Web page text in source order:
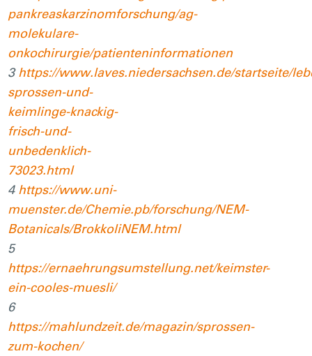
pankreaskarzinomforschung/ag-
molekulare-
onkochirurgie/patienteninformationen
3https://www.laves.niedersachsen.de/startseite/
sprossen-und-
keimlinge-knackig-
frisch-und-
unbedenklich-
73023.html
4 https://www.uni-
muenster.de/Chemie.pb/forschung/NEM-
Botanicals/BrokkoliNEM.html
5
https://ernaehrungsumstellung.net/keimster-
ein-cooles-muesli/
6
https://mahlundzeit.de/magazin/sprossen-
zum-kochen/